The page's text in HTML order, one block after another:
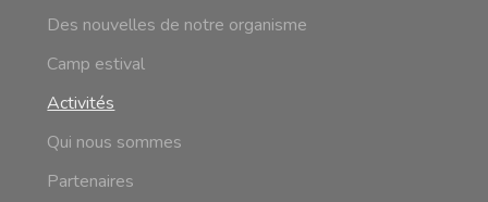
Des nouvelles de notre organisme
Camp estival
Activités
Qui nous sommes
Partenaires